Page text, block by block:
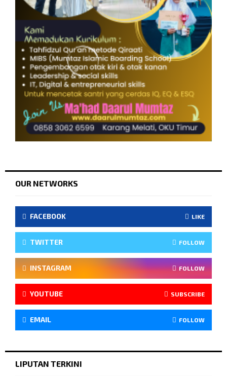
OUR NETWORKS
FACEBOOK LIKE
TWITTER FOLLOW
INSTAGRAM FOLLOW
YOUTUBE SUBSCRIBE
EMAIL FOLLOW
LIPUTAN TERKINI